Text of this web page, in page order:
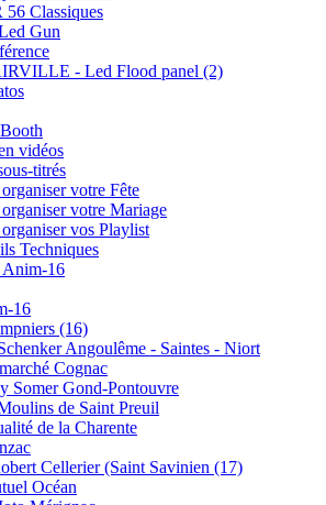
56 Classiques
Gun
- Led Flood panel (2)
vidéos
titrés
votre Fête
votre Mariage
vos Playlist
Techniques
Anim-16
16
(16)
Angoulême - Saintes - Niort
Cognac
Somer Gond-Pontouvre
de Saint Preuil
de la Charente
Cellerier (Saint Savinien (17)
Océan